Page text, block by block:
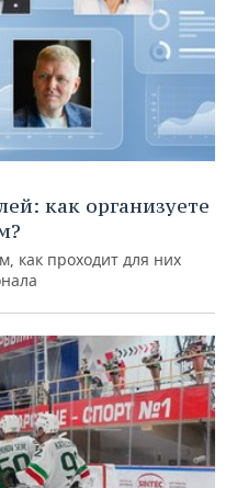
как организуете
как проходит для них